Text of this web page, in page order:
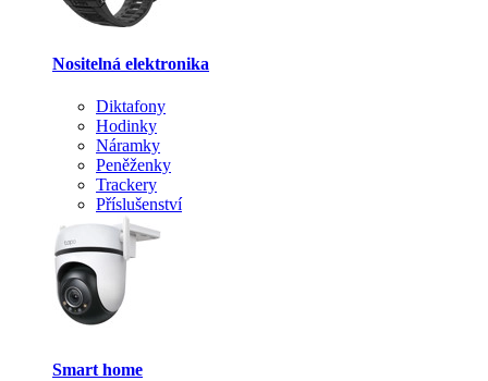
Nositelná elektronika
Diktafony
Hodinky
Náramky
Peněženky
Trackery
Příslušenství
Smart home